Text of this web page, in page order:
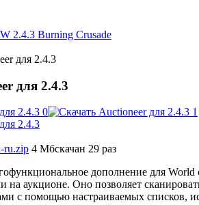
2.4.3 Burning Crusade
для 2.4.3
для 2.4.3
ru.zip 4 Мбскачан 29 раз
дополнение для World
на аукционе. Оно позволяет
с помощью настраиваемых списков,